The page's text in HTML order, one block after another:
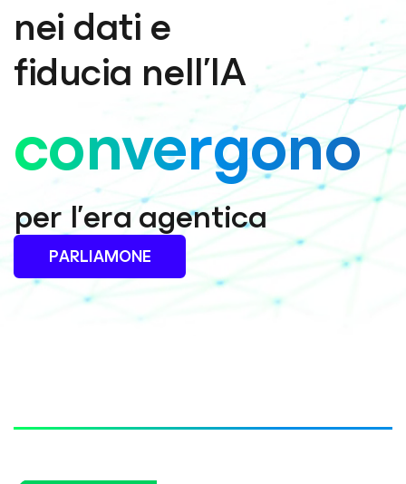
nei dati e
fiducia nell’IA
convergono
per l’era agentica
PARLIAMONE